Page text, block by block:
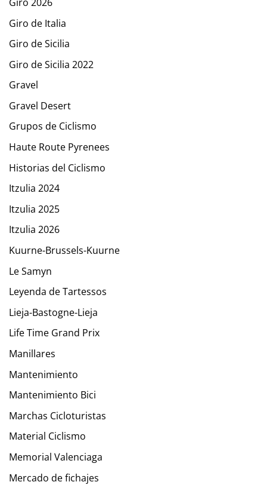
Giro de Italia
Giro de Sicilia
Giro de Sicilia 2022
Gravel
Gravel Desert
Grupos de Ciclismo
Haute Route Pyrenees
Historias del Ciclismo
Itzulia 2024
Itzulia 2025
Itzulia 2026
Kuurne-Brussels-Kuurne
Le Samyn
Leyenda de Tartessos
Lieja-Bastogne-Lieja
Life Time Grand Prix
Manillares
Mantenimiento
Mantenimiento Bici
Marchas Cicloturistas
Material Ciclismo
Memorial Valenciaga
Mercado de fichajes